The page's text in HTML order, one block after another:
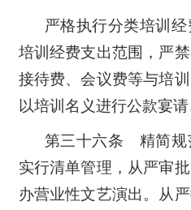
严格执行分类培训
培训经费支出范围，严
接待费、会议费等与培
以培训名义进行公款宴请
第三十六条 精简规
实行清单管理，从严审
办营业性文艺演出。从